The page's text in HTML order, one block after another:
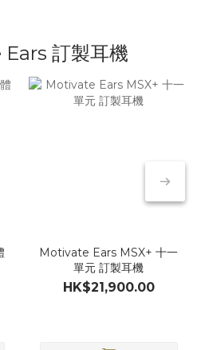
訂製耳機
Motivate Ears MSX+ 十一
單元 訂製耳機
HK$21,900.00